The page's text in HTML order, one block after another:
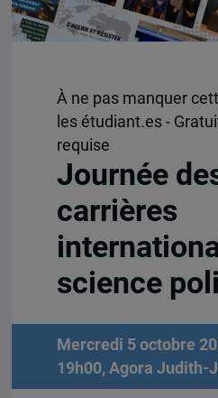
À ne pas manquer
les étudiant.es -
requise
Journée
carrières
science
Mercredi 5 octobre
19h00, Agora Judith-